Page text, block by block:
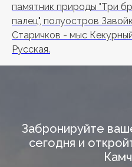
памятник природы "Три
палец", полуостров
Старичков - мыс
Русская.
Забронируйте
сегодня и